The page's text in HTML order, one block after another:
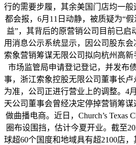
行的需要步履，其余美国门店均一
都会报，6月11日动静，被质疑为“
益”，其背后的原营销公司目前已启
用消息公示系统显示，因公司股东会
索象营销筹谋无限公司拟向杭州高新
市场监管局申请登记登记，并发布
事，浙江索象控股无限公司董事长
为准，公司正进行营业上的调整。4
天公司董事会曾经决定停掉营销筹
做曲播电商。近日，Church’s Texas
圈布设围挡，估计今夏开业。截至
球超60个国度和地域具有超2100店